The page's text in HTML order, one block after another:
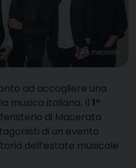
ad accogliere una
musica italiana. Il 1°
di Macerata
di un evento
dell’estate musicale